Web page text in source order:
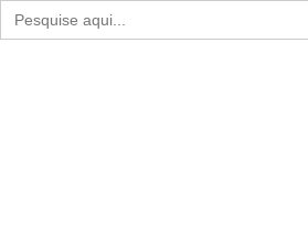
Search
for: